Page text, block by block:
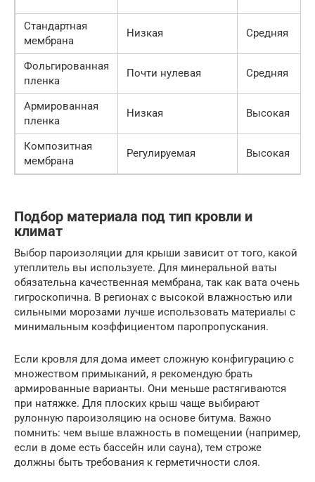
Стандартная
мембрана
Низкая Средняя
Фольгированная
пленка
Почти нулевая Средняя
Армированная
пленка
Низкая Высокая
Композитная
мембрана
Регулируемая Высокая
Подбор материала под тип кровли и
климат
Выбор пароизоляции для крыши зависит от того, какой
утеплитель вы используете. Для минеральной ваты
обязательна качественная мембрана, так как вата очень
гигроскопична. В регионах с высокой влажностью или
сильными морозами лучше использовать материалы с
минимальным коэффициентом паропропускания.
Если кровля для дома имеет сложную конфигурацию с
множеством примыканий, я рекомендую брать
армированные варианты. Они меньше растягиваются
при натяжке. Для плоских крыш чаще выбирают
рулонную пароизоляцию на основе битума. Важно
помнить: чем выше влажность в помещении (например,
если в доме есть бассейн или сауна), тем строже
должны быть требования к герметичности слоя.